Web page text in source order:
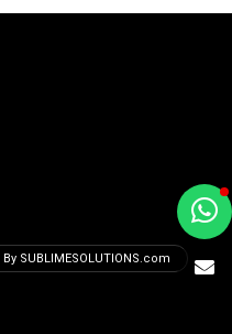
By SUBLIMESOLUTIONS.com